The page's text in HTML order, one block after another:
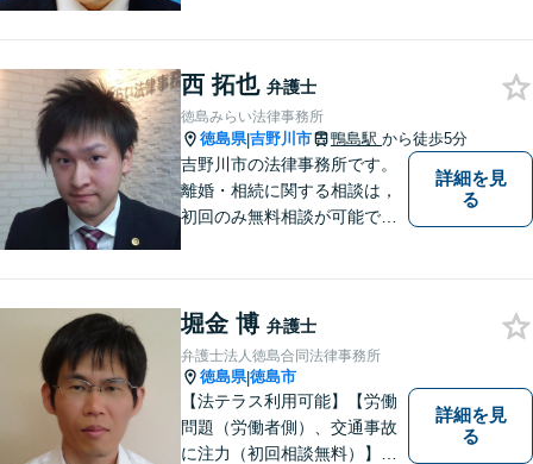
れます。【無料駐車場】
西 拓也 弁護士
徳島みらい法律事務所
徳島県|吉野川市 鴨島駅 から徒歩5分
吉野川市の法律事務所です。
離婚・相続に関する相談は，
初回のみ無料相談が可能です
詳細を見
る
堀金 博 弁護士
弁護士法人徳島合同法律事務所
徳島県|徳島市
【法テラス利用可能】【労働
問題（労働者側）、交通事故
に注力（初回相談無料）】市
詳細を見
る